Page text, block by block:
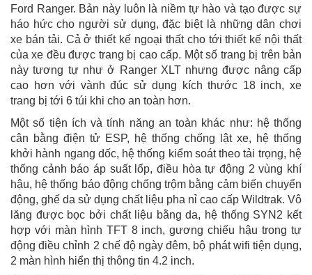
Ford Ranger. Bản này luôn là niềm tự hào và tạo được sự
háo hức cho người sử dụng, đặc biệt là những dân chơi
xe bán tải. Cả ở thiết kế ngoại thất cho tới thiết kế nội thất
của xe đều được trang bị cao cấp. Một số trang bị trên bản
này tương tự như ở Ranger XLT nhưng được nâng cấp
cao hơn với vành đúc sử dụng kích thước 18 inch, xe
trang bị tới 6 túi khi cho an toàn hơn.
Một số tiện ích và tính năng an toàn khác như: hệ thống
cân bằng điện tử ESP, hệ thống chống lật xe, hệ thống
khởi hành ngang dốc, hệ thống kiểm soát theo tải trọng, hệ
thống cảnh báo áp suất lốp, điều hòa tự động 2 vùng khí
hậu, hệ thống báo động chống trộm bằng cảm biến chuyển
động, ghế da sử dụng chất liệu pha nỉ cao cấp Wildtrak. Vô
lăng được bọc bởi chất liệu bằng da, hệ thống SYN2 kết
hợp với màn hình TFT 8 inch, gương chiếu hậu trong tự
động điều chỉnh 2 chế độ ngày đêm, bộ phát wifi tiện dụng,
2 màn hình hiển thị thông tin 4.2 inch.